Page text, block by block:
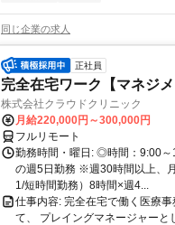
同じ企業の求人
正社員
完全在宅ワーク【マネジ
株式会社クラウドクリニック
月給220,000円～300,000円
フルリモート
勤務時間・曜日: ◎時間：9:00
の週5日勤務 ※週30時間以上、
1/短時間勤務）8時間×週4...
仕事内容: 完全在宅で働く医療
て、 プレイングマネージャー